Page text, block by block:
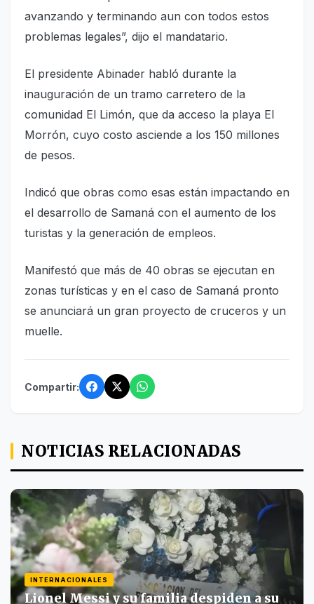
avanzando y terminando aun con todos estos
problemas legales”, dijo el mandatario.
El presidente Abinader habló durante la
inauguración de un tramo carretero de la
comunidad El Limón, que da acceso la playa El
Morrón, cuyo costo asciende a los 150 millones
de pesos.
Indicó que obras como esas están impactando en
el desarrollo de Samaná con el aumento de los
turistas y la generación de empleos.
Manifestó que más de 40 obras se ejecutan en
zonas turísticas y en el caso de Samaná pronto
se anunciará un gran proyecto de cruceros y un
muelle.
Compartir:
NOTICIAS RELACIONADAS
INTERNACIONALES
Lionel Messi y su familia despiden a su